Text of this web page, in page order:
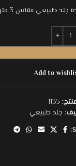
جلد طبيعي مقاس 3 متر
Add to
1135
جلد طبيعي